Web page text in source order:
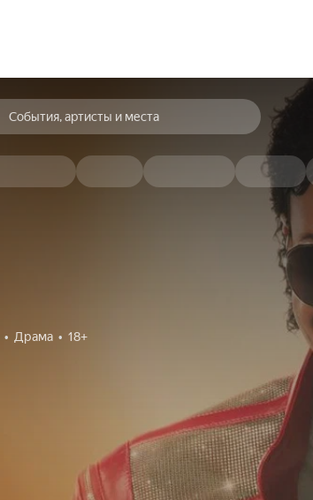
События, артисты и места
Драма 18+